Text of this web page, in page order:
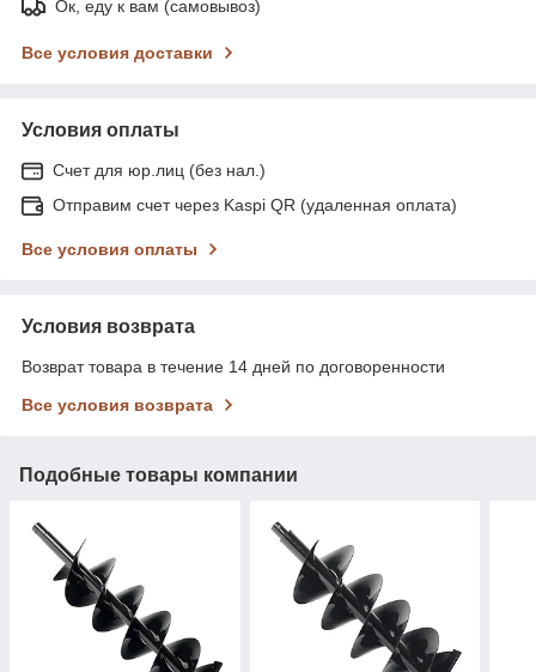
Ок, еду к вам (самовывоз)
Все условия доставки
Условия оплаты
Счет для юр.лиц (без нал.)
Отправим счет через Kaspi QR (удаленная оплата)
Все условия оплаты
Условия возврата
Возврат товара в течение 14 дней по договоренности
Все условия возврата
Подобные товары компании